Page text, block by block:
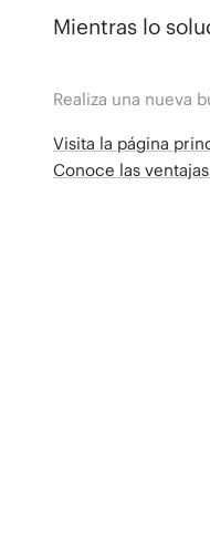
Mientras lo
Realiza una nueva
Visita la página
Conoce las